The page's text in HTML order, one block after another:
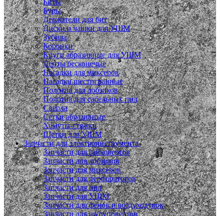
Биты
Буры
Держатели для бит
Диски и чашки для УШМ
Зубила
Коронки
Круги абразивные для УШМ
Ленты бесконечые
Насадки для миксеров
Насадки шестигранные
Полотна для лобзиков
Полотна для сабельных пил
Сверла
Сетки абразивные
Хомуты-стяжки
Щетки для УШМ
Запчасти для электроинструмента
Запчасти для гайковертов
Запчасти для лобзиков
Запчасти для миксеров
Запчасти для перфораторов
Запчасти для пил
Запчасти для УШМ
Запчасти для фенов и воздуходувок
Запчасти для шуруповертов